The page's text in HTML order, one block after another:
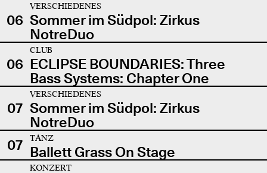
06
VERSCHIEDENES
Sommer im Südpol: Zirkus
NotreDuo
06
CLUB
ECLIPSE BOUNDARIES: Three
Bass Systems: Chapter One
07
VERSCHIEDENES
Sommer im Südpol: Zirkus
NotreDuo
07
TANZ
Ballett Grass On Stage
KONZERT